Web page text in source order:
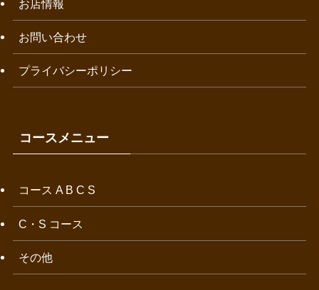
お店情報
お問い合わせ
プライバシーポリシー
コースメニュー
コース A B C S
C・S コース
その他